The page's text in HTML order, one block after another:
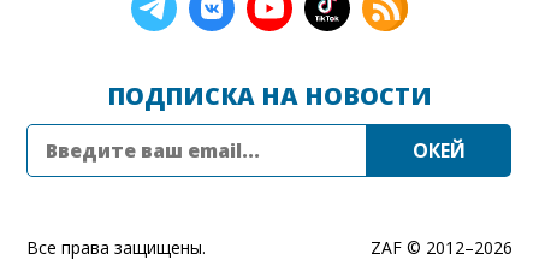
ПОДПИСКА НА НОВОСТИ
ZAF © 2012–2026
Все права защищены.